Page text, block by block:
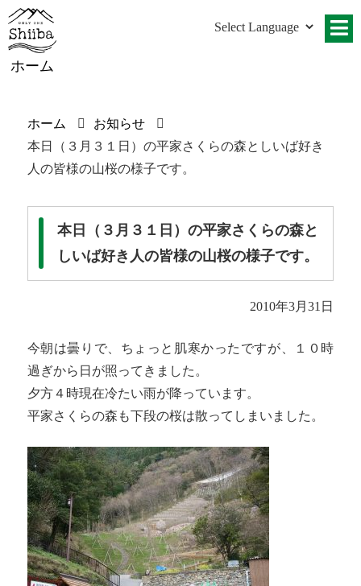
ホーム
ホーム
お知らせ
本日（３月３１日）の平家さくらの森としいば好き
人の皆様の山桜の様子です。
本日（３月３１日）の平家さくらの森と
しいば好き人の皆様の山桜の様子です。
2010年3月31日
今朝は曇りで、ちょっと肌寒かったですが、１０時
過ぎから日が照ってきました。
夕方４時現在冷たい雨が降っています。
平家さくらの森も下段の桜は散ってしまいました。